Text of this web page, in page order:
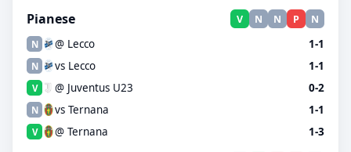
Pianese
V N N P N
N @ Lecco 1-1
N vs Lecco 1-1
V @ Juventus U23 0-2
N vs Ternana 1-1
V @ Ternana 1-3